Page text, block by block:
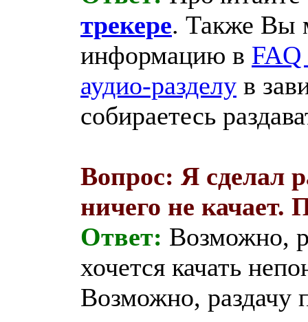
трекере. Также Вы
информацию в FAQ
аудио-разделу в
собираетесь
Вопрос: Я сделал
ничего не качает.
Ответ: Возможно,
хочется качать
Возможно, раздачу